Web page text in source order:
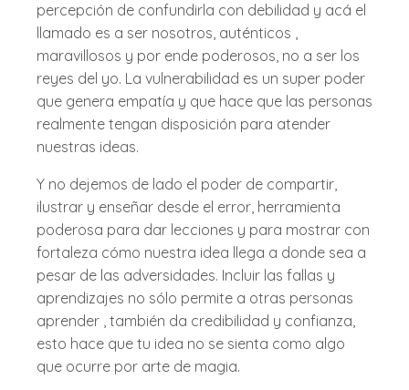
percepción de confundirla con debilidad y acá el
llamado es a ser nosotros, auténticos ,
maravillosos y por ende poderosos, no a ser los
reyes del yo. La vulnerabilidad es un super poder
que genera empatía y que hace que las personas
realmente tengan disposición para atender
nuestras ideas.
Y no dejemos de lado el poder de compartir,
ilustrar y enseñar desde el error, herramienta
poderosa para dar lecciones y para mostrar con
fortaleza cómo nuestra idea llega a donde sea a
pesar de las adversidades. Incluir las fallas y
aprendizajes no sólo permite a otras personas
aprender , también da credibilidad y confianza,
esto hace que tu idea no se sienta como algo
que ocurre por arte de magia.